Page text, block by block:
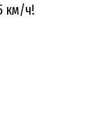
км/ч!